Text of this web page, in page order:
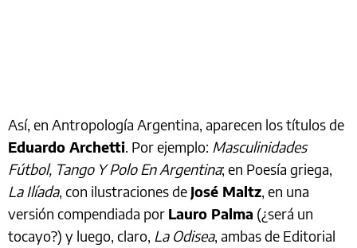
Así, en Antropología Argentina, aparecen los títulos de
Eduardo Archetti. Por ejemplo: Masculinidades
Fútbol, Tango Y Polo En Argentina; en Poesía griega,
La Ilíada, con ilustraciones de José Maltz, en una
versión compendiada por Lauro Palma (¿será un
tocayo?) y luego, claro, La Odisea, ambas de Editorial